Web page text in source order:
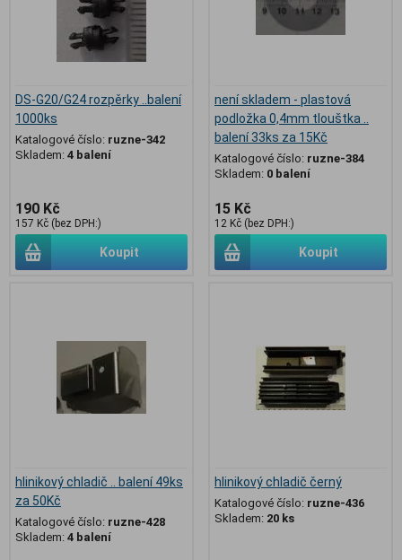
DS-G20/G24 rozpěrky ..balení
1000ks
Katalogové číslo: ruzne-342
Skladem: 4 balení
190 Kč
157 Kč (bez DPH:)
Koupit
není skladem - plastová
podložka 0,4mm tlouštka ..
balení 33ks za 15Kč
Katalogové číslo: ruzne-384
Skladem: 0 balení
15 Kč
12 Kč (bez DPH:)
Koupit
hlinikový chladič .. balení 49ks
za 50Kč
Katalogové číslo: ruzne-428
Skladem: 4 balení
hlinikový chladič černý
Katalogové číslo: ruzne-436
Skladem: 20 ks